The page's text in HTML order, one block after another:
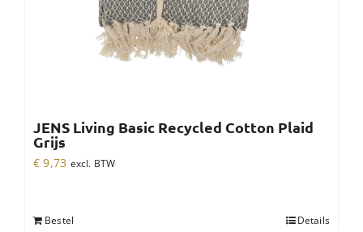
JENS Living Basic Recycled Cotton Plaid
Grijs
€ 9,73 excl. BTW
Bestel Details